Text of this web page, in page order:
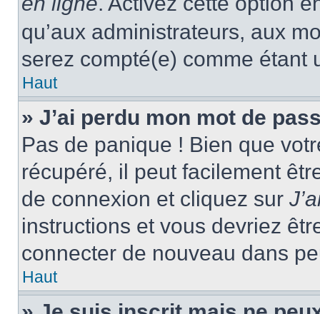
qu’aux administrateurs, aux
serez compté(e) comme étant
Haut
» J’ai perdu mon mot de
Pas de panique ! Bien que
récupéré, il peut facilement
de connexion et cliquez sur
instructions et vous devriez
connecter de nouveau dans
Haut